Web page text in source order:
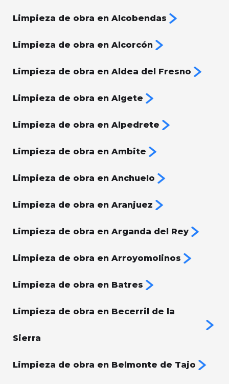
Limpieza de obra en Alcobendas
Limpieza de obra en Alcorcón
Limpieza de obra en Aldea del Fresno
Limpieza de obra en Algete
Limpieza de obra en Alpedrete
Limpieza de obra en Ambite
Limpieza de obra en Anchuelo
Limpieza de obra en Aranjuez
Limpieza de obra en Arganda del Rey
Limpieza de obra en Arroyomolinos
Limpieza de obra en Batres
Limpieza de obra en Becerril de la
Sierra
Limpieza de obra en Belmonte de Tajo